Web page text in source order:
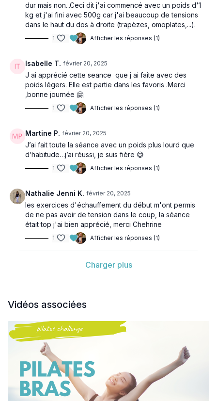
dur mais non...Ceci dit j'ai commencé avec un poids d'1
kg et j'ai fini avec 500g car j'ai beaucoup de tensions
dans le haut du dos à droite (trapèzes, omoplates,...).
1 Afficher les réponses (1)
Isabelle T. février 20, 2025
J ai apprécié cette seance que j ai faite avec des
poids légers. Elle est partie dans les favoris .Merci
,bonne journée 🤗
1 Afficher les réponses (1)
Martine P. février 20, 2025
J’ai fait toute la séance avec un poids plus lourd que
d’habitude…j’ai réussi, je suis fière 😅
1 Afficher les réponses (1)
Nathalie Jenni K. février 20, 2025
les exercices d'échauffement du début m'ont permis
de ne pas avoir de tension dans le coup, la séance
était top j'ai bien apprécié, merci Chehrine
1 Afficher les réponses (1)
Charger plus
Vidéos associées